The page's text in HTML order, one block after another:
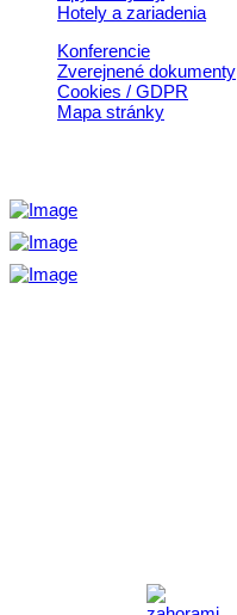
Hotely a zariadenia
Konferencie
Zverejnené dokumenty
Cookies / GDPR
Mapa stránky